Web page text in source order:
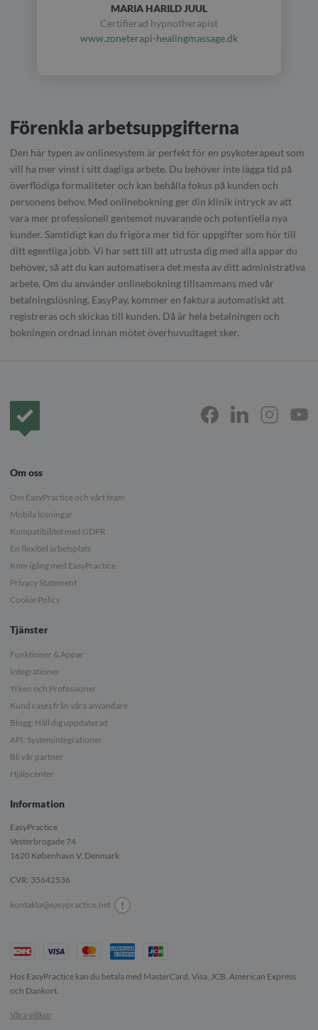
MARIA HARILD JUUL
Certifierad hypnotherapist
www.zoneterapi-healingmassage.dk
Förenkla arbetsuppgifterna
Den här typen av onlinesystem är perfekt för en psykoterapeut som
vill ha mer vinst i sitt dagliga arbete. Du behöver inte lägga tid på
överflödiga formaliteter och kan behålla fokus på kunden och
personens behov. Med onlinebokning ger din klinik intryck av att
vara mer professionell gentemot nuvarande och potentiella nya
kunder. Samtidigt kan du frigöra mer tid för uppgifter som hör till
ditt egentliga jobb. Vi har sett till att utrusta dig med alla appar du
behöver, så att du kan automatisera det mesta av ditt administrativa
arbete. Om du använder onlinebokning tillsammans med vår
betalningslösning, EasyPay, kommer en faktura automatiskt att
registreras och skickas till kunden. Då är hela betalningen och
bokningen ordnad innan mötet överhuvudtaget sker.
Om oss
Om EasyPractice och vårt team
Mobila lösningar
Kompatibilitet med GDPR
En flexibel arbetsplats
Kom igång med EasyPractice
Privacy Statement
Cookie Policy
Tjänster
Funktioner & Appar
Integrationer
Yrken och Professioner
Kund cases från våra användare
Blogg: Håll dig uppdaterad
API: Systemintegrationer
Bli vår partner
Hjälpcenter
Information
EasyPractice
Vesterbrogade 74
1620 København V, Denmark
CVR: 35642536
kontakta@easypractice.net !
Hos EasyPractice kan du betala med MasterCard, Visa, JCB, American Express
och Dankort.
Våra villkor